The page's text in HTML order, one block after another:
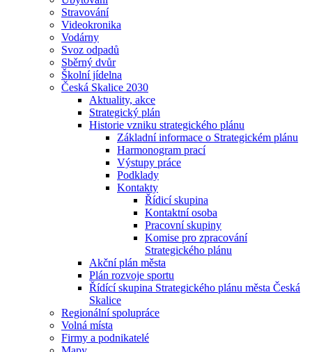
Stravování
Videokronika
Vodárny
Svoz odpadů
Sběrný dvůr
Školní jídelna
Česká Skalice 2030
Aktuality, akce
Strategický plán
Historie vzniku strategického plánu
Základní informace o Strategickém plánu
Harmonogram prací
Výstupy práce
Podklady
Kontakty
Řídicí skupina
Kontaktní osoba
Pracovní skupiny
Komise pro zpracování
Strategického plánu
Akční plán města
Plán rozvoje sportu
Řídící skupina Strategického plánu města Česká
Skalice
Regionální spolupráce
Volná místa
Firmy a podnikatelé